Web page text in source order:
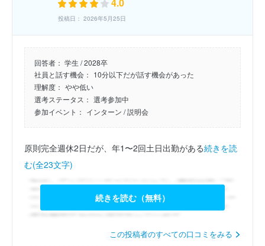
投稿日： 2026年5月25日
回答者： 学生 / 2028卒
社員と話す機会： 10分以下だが話す機会があった
理解度： やや低い
選考ステータス： 選考参加中
参加イベント： インターン / 説明会
原則完全週休2日だが、年1〜2回土日出勤がある続きを読
む(全23文字)
続きを読む（無料）
この投稿者のすべての口コミをみる